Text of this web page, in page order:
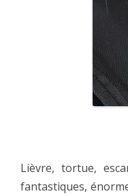
Lièvre, tortue,
fantastiques,